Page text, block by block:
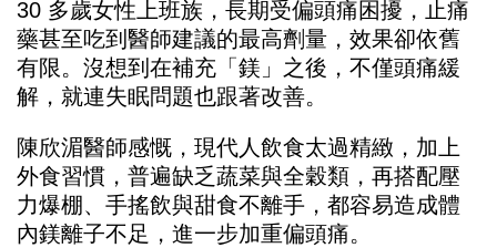
30 多歲女性上班族，長期受偏頭痛困擾，止痛
藥甚至吃到醫師建議的最高劑量，效果卻依舊
有限。沒想到在補充「鎂」之後，不僅頭痛緩
解，就連失眠問題也跟著改善。
陳欣湄醫師感慨，現代人飲食太過精緻，加上
外食習慣，普遍缺乏蔬菜與全穀類，再搭配壓
力爆棚、手搖飲與甜食不離手，都容易造成體
內鎂離子不足，進一步加重偏頭痛。